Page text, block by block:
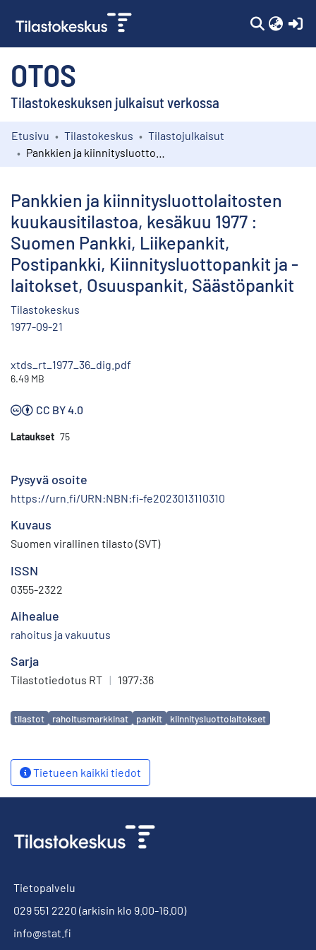
OTOS
Tilastokeskuksen julkaisut verkossa
Kokoelmat
Etusivu Tilastokeskus
Tilastojulkaisut
Pankkien ja kiinnitysluottolaitosten
kuukausitilastoa, kesäkuu 1977 :
Suomen Pankki, Liikepankit,
Postipankki, Kiinnitysluottopankit ja -
laitokset, Osuuspankit, Säästöpankit
Tilastokeskus
1977-09-21
xtds_rt_1977_36_dig.pdf
6.49 MB
CC BY 4.0
Lataukset 75
Pysyvä osoite
https://urn.fi/URN:NBN:fi-fe2023013110310
Kuvaus
Suomen virallinen tilasto (SVT)
ISSN
0355-2322
Aihealue
rahoitus ja vakuutus
Sarja
Tilastotiedotus RT | 1977:36
Avainsanat
tilastot rahoitusmarkkinat pankit kiinnitysluottolaitokset
Tietueen kaikki tiedot
Tietopalvelu
029 551 2220 (arkisin klo 9.00-16.00)
info@stat.fi